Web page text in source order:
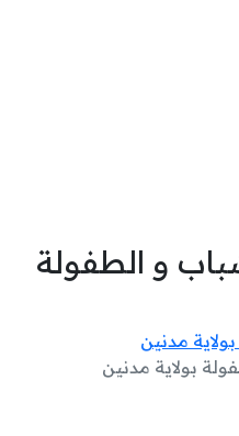
و الطفولة
مدنين
بولاية مدنين